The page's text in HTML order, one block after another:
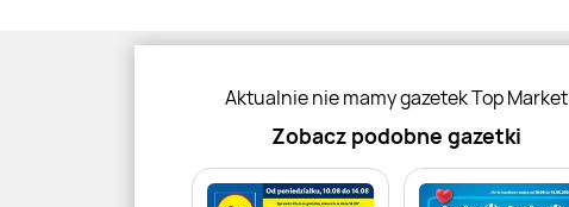
Aktualnie nie mamy gazetek Top Market
Zobacz podobne gazetki